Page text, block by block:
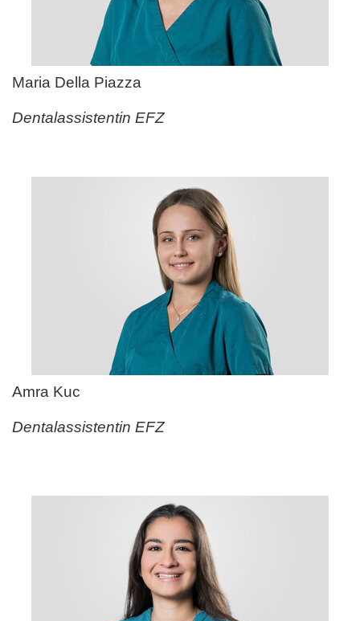
Maria Della Piazza
Dentalassistentin EFZ
Amra Kuc
Dentalassistentin EFZ